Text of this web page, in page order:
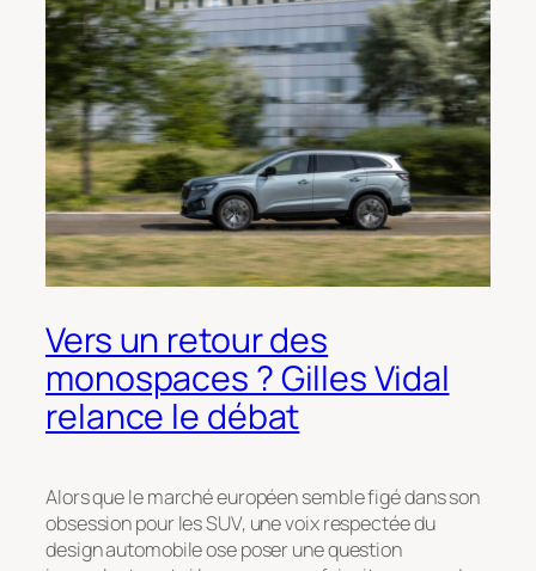
Vers un retour des
monospaces ? Gilles Vidal
relance le débat
Alors que le marché européen semble figé dans son
obsession pour les SUV, une voix respectée du
design automobile ose poser une question